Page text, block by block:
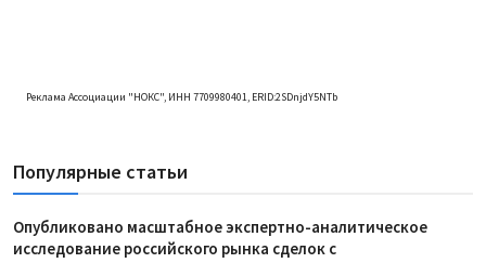
Реклама Ассоциации "НОКС", ИНН 7709980401, ERID:2SDnjdY5NTb
Популярные статьи
Опубликовано масштабное экспертно-аналитическое
исследование российского рынка сделок с